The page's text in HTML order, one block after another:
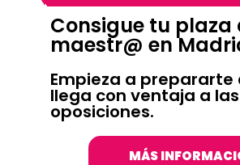
Consigue tu plaza
maestr@ en
Empieza a prepararte
llega con ventaja a
oposiciones.
MÁS